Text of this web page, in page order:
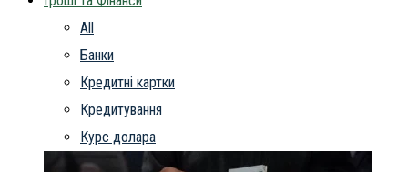
All
Банки
Кредитні картки
Кредитування
Курс долара